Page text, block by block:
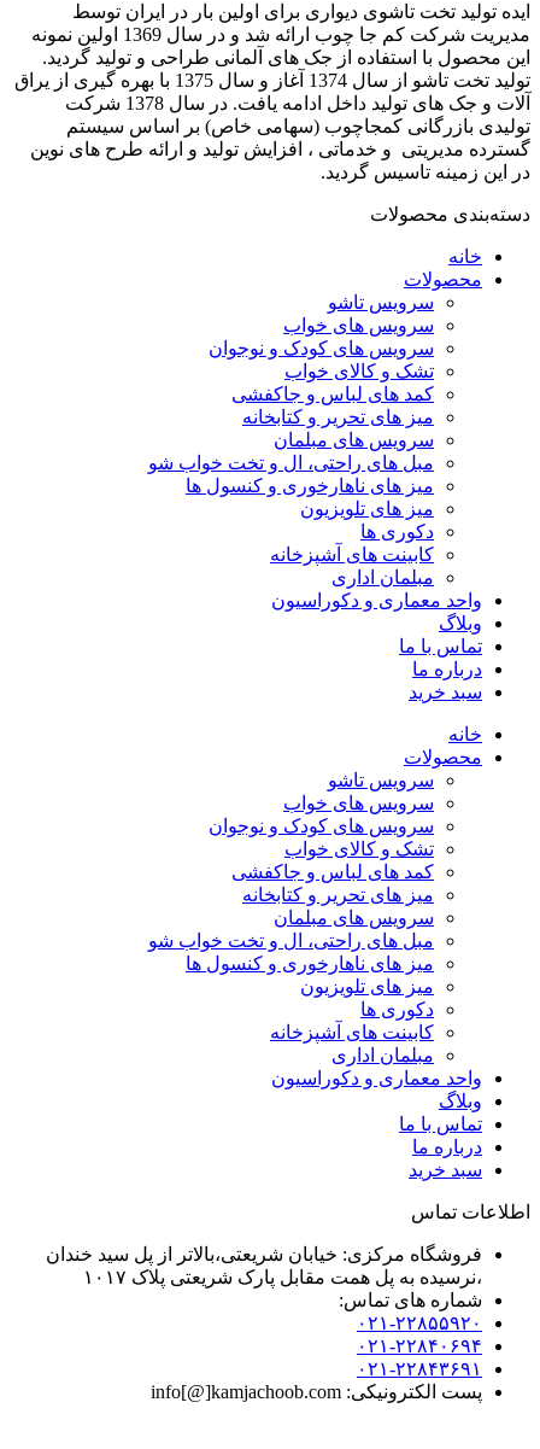
ایده تولید تخت تاشوی دیواری برای اولین بار در ایران توسط
مدیریت شرکت کم جا چوب ارائه شد و در سال 1369 اولین نمونه
این محصول با استفاده از جک های آلمانی طراحی و تولید گردید.
تولید تخت تاشو از سال 1374 آغاز و سال 1375 با بهره گیری از یراق
آلات و جک های تولید داخل ادامه یافت. در سال 1378 شرکت
تولیدی بازرگانی کمجاچوب (سهامی خاص) بر اساس سیستم
گسترده مدیریتی و خدماتی ، افزایش تولید و ارائه طرح های نوین
در این زمینه تاسیس گردید.
دسته‌بندی محصولات
خانه
محصولات
سرویس تاشو
سرویس های خواب
سرویس های کودک و نوجوان
تشک و کالای خواب
کمد های لباس و جاکفشی
میز های تحریر و کتابخانه
سرویس های مبلمان
مبل های راحتی، ال و تخت خواب شو
میز های ناهارخوری و کنسول ها
میز های تلویزیون
دکوری ها
کابینت های آشپزخانه
مبلمان اداری
واحد معماری و دکوراسیون
وبلاگ
تماس با ما
درباره ما
سبد خرید
خانه
محصولات
سرویس تاشو
سرویس های خواب
سرویس های کودک و نوجوان
تشک و کالای خواب
کمد های لباس و جاکفشی
میز های تحریر و کتابخانه
سرویس های مبلمان
مبل های راحتی، ال و تخت خواب شو
میز های ناهارخوری و کنسول ها
میز های تلویزیون
دکوری ها
کابینت های آشپزخانه
مبلمان اداری
واحد معماری و دکوراسیون
وبلاگ
تماس با ما
درباره ما
سبد خرید
اطلاعات تماس
فروشگاه مرکزی: خیابان شریعتی،بالاتر از پل سید خندان
،نرسیده به پل همت مقابل پارک شریعتی پلاک ۱۰۱۷
شماره های تماس:
۰۲۱-۲۲۸۵۵۹۲۰
۰۲۱-۲۲۸۴۰۶۹۴
۰۲۱-۲۲۸۴۳۶۹۱
پست الکترونیکی: info[@]kamjachoob.com